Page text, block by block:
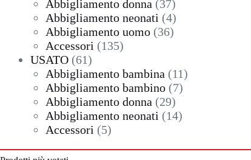
del
prodotto
Abbigliamento donna 3737
prodotti
Abbigliamento neonati 44
prodotti
Abbigliamento uomo 3636
Accessori 135135
USATO 6161
prodotti
Abbigliamento bambina 1111
Abbigliamento bambino 77
Abbigliamento donna 2929
prodotti
Abbigliamento neonati 1414
Accessori 55